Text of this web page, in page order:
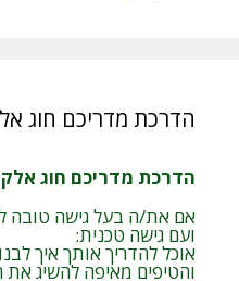
הדרכת מדריכם חוג
הדרכת מדריכם חוג
אם את/ה בעל גישה טובה
ועם גישה טכנית:
אוכל להדריך אותך איך
והטיפים מאיפה להשיג את